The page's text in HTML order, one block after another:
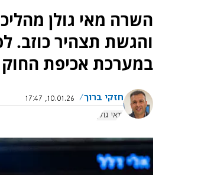
השרה מאי גולן
והגשת תצהיר כוזב.
במערכת אכיפת החוק
חזקי ברוך
10.01.26, 17:47
מאי גולן